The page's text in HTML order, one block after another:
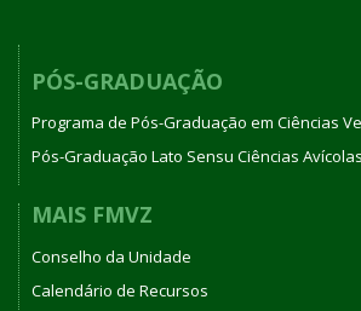
PÓS-GRADUAÇÃO
Programa de Pós-Graduação em Ciências
Pós-Graduação Lato Sensu Ciências Avícolas
MAIS FMVZ
Conselho da Unidade
Calendário de Recursos